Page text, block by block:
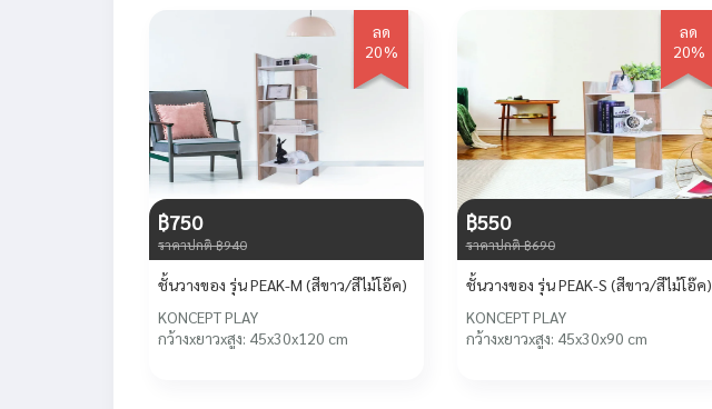
ลด
20%
฿750
ราคาปกติ ฿940
ชั้นวางของ รุ่น PEAK-M (สีขาว/สีไม้โอ๊ค)
KONCEPT PLAY
กว้างxยาวxสูง: 45x30x120 cm
ลด
20%
฿550
ราคาปกติ ฿690
ชั้นวางของ รุ่น PEAK-S (สีขาว/สีไม้โอ๊ค)
KONCEPT PLAY
กว้างxยาวxสูง: 45x30x90 cm